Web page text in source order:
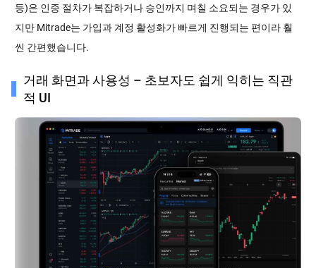
등)은 인증 절차가 복잡하거나 승인까지 며칠 소요되는 경우가 있
지만 Mitrade는 가입과 계정 활성화가 빠르게 진행되는 편이라 훨
씬 간편했습니다.
거래 화면과 사용성 – 초보자도 쉽게 익히는 직관
적 UI